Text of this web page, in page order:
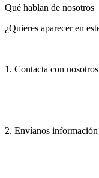
Qué hablan de nosotros
¿Quieres aparecer en
1. Contacta con nosotros
2. Envíanos